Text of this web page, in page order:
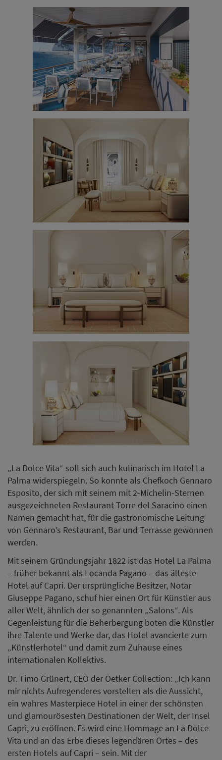
„La Dolce Vita“ soll sich auch kulinarisch im Hotel La
Palma widerspiegeln. So konnte als Chefkoch Gennaro
Esposito, der sich mit seinem mit 2-Michelin-Sternen
ausgezeichneten Restaurant Torre del Saracino einen
Namen gemacht hat, für die gastronomische Leitung
von Gennaro’s Restaurant, Bar und Terrasse gewonnen
werden.
Mit seinem Gründungsjahr 1822 ist das Hotel La Palma
– früher bekannt als Locanda Pagano – das älteste
Hotel auf Capri. Der ursprüngliche Besitzer, Notar
Giuseppe Pagano, schuf hier einen Ort für Künstler aus
aller Welt, ähnlich der so genannten „Salons“. Als
Gegenleistung für die Beherbergung boten die Künstler
ihre Talente und Werke dar, das Hotel avancierte zum
„Künstlerhotel“ und damit zum Zuhause eines
internationalen Kollektivs.
Dr. Timo Grünert, CEO der Oetker Collection: „Ich kann
mir nichts Aufregenderes vorstellen als die Aussicht,
ein wahres Masterpiece Hotel in einer der schönsten
und glamourösesten Destinationen der Welt, der Insel
Capri, zu eröffnen. Es wird eine Hommage an La Dolce
Vita und an das Erbe dieses legendären Ortes – des
ersten Hotels auf Capri – sein. Mit der